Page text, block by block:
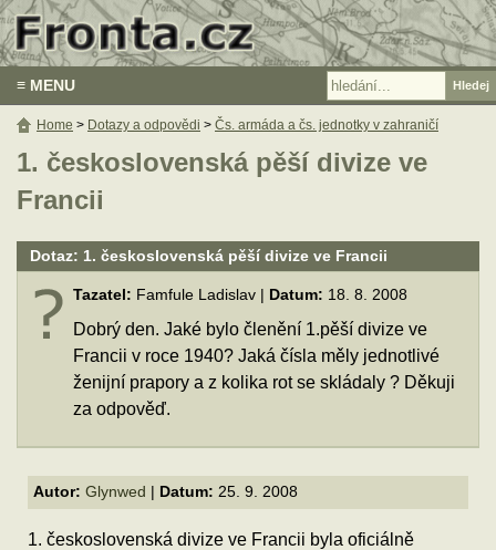
≡ MENU
1. československá pěší divize ve
Francii
Dotaz: 1. československá pěší divize ve Francii
Tazatel: Famfule Ladislav | Datum: 18. 8. 2008
Dobrý den. Jaké bylo členění 1.pěší divize ve
Francii v roce 1940? Jaká čísla měly jednotlivé
ženijní prapory a z kolika rot se skládaly ? Děkuji
za odpověď.
Autor: Glynwed Datum: 25. 9. 2008
1. československá divize ve Francii byla oficiálně
Home > Dotazy a odpovědi > Čs. armáda a čs. jednotky v zahraničí